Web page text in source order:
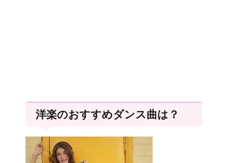
洋楽のおすすめダンス曲は？